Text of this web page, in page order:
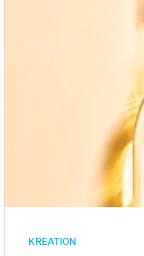
KREATION